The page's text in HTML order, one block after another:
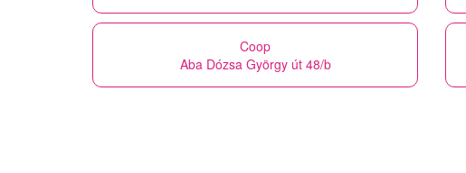
Coop
Aba Dózsa György út 48/b